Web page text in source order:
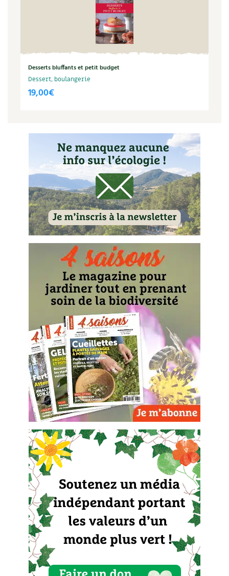
Conseils vidéo des4 saisons
Secrets d’abonné
Tous au jardin ! avec Pascal
La vie secrète du jardin
BD : La folle histoire des plantes
Desserts bluffants et petit budget
Dessert, boulangerie
19,00€